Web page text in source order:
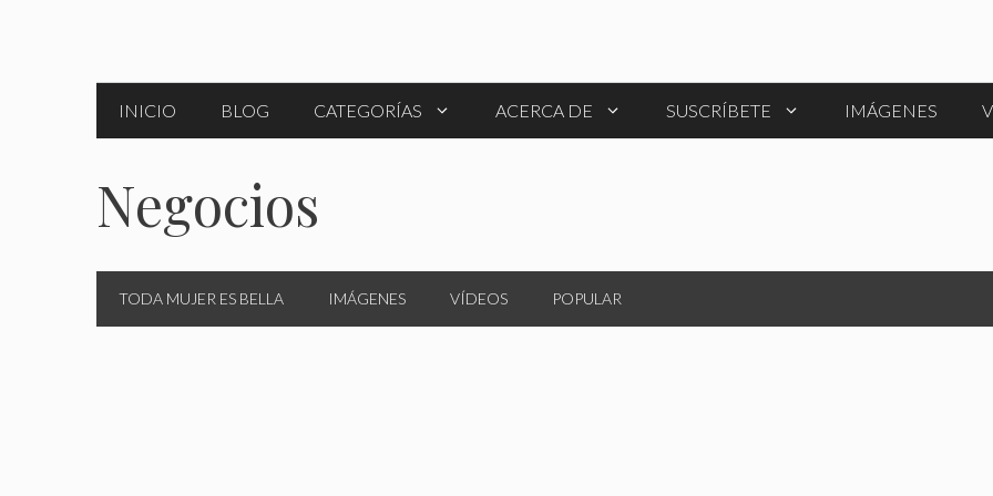
INICIO BLOG CATEGORÍAS ACERCA DE SUSCRÍBETE IMÁGENES
Negocios
TODA MUJER ES BELLA IMÁGENES VÍDEOS POPULAR